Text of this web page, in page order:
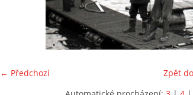
← Předchozí
Zpět